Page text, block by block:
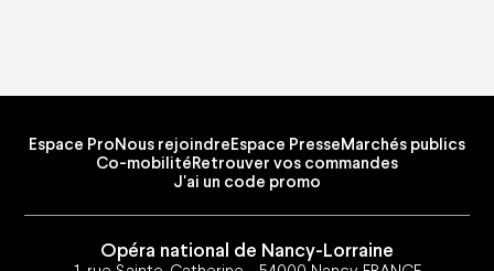
Espace ProNous rejoindreEspace PresseMarchés publics
Co-mobilitéRetrouver vos commandes
J'ai un code promo
Opéra national de Nancy-Lorraine